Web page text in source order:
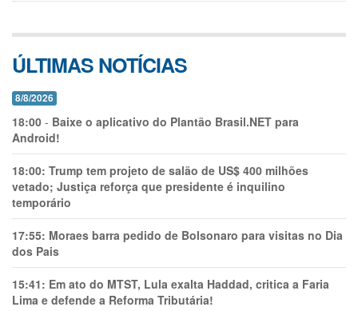
ÚLTIMAS NOTÍCIAS
8/8/2026
18:00 - Baixe o aplicativo do Plantão Brasil.NET para
Android!
18:00: Trump tem projeto de salão de US$ 400 milhões
vetado; Justiça reforça que presidente é inquilino
temporário
17:55: Moraes barra pedido de Bolsonaro para visitas no Dia
dos Pais
15:41: Em ato do MTST, Lula exalta Haddad, critica a Faria
Lima e defende a Reforma Tributária!